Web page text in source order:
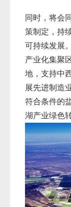
同时，将会同
策制定，持
可持续发展
产业化集聚
地，支持中
展先进制造
符合条件的
湖产业绿色